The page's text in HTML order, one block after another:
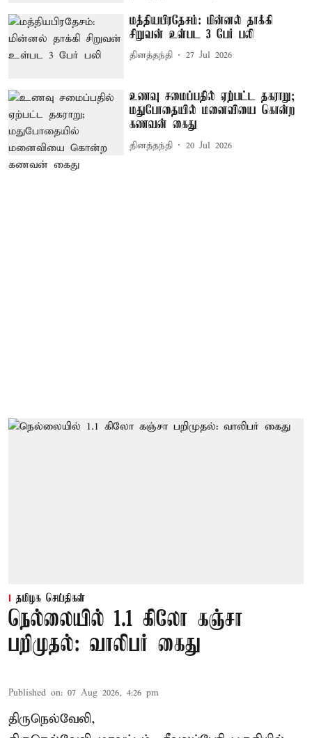
மத்தியபிரதேசம்: மின்னல் தாக்கி
சிறுவன் உள்பட 3 பேர் பலி
தினத்தந்தி 27 Jul 2026
உணவு சமைப்பதில் ஏற்பட்ட தகராறு;
மதுபோதையில் மனைவியை கொன்ற
கணவன் கைது
தினத்தந்தி 20 Jul 2026
தமிழக செய்திகள்
நெல்லையில் 1.1 கிலோ கஞ்சா
பறிமுதல்: வாலிபர் கைது
Published on: 07 Aug 2026, 4:26 pm
திருநெல்வேலி,